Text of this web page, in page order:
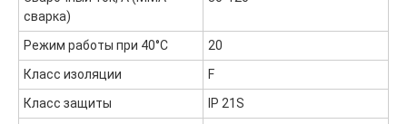
сварка)
Режим работы при 40°С
20
Класс изоляции
F
Класс защиты
IP 21S